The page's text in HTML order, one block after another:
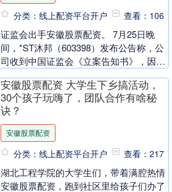
分类：线上配资平台开户 查看：106
证监会出手安徽股票配资。 7月25日晚
间，*ST沐邦（603398）发布公告称，公
司收到中国证监会《立案告知书》，因涉
法行为....
安徽股票配资 大学生下乡搞活动，
30个孩子玩嗨了，团队合作有啥秘
诀？
安徽股票配资
分类：线上配资平台开户 查看：217
湖北工程学院的大学生们，带着满腔热情
安徽股票配资，跑到社区里给孩子们办了